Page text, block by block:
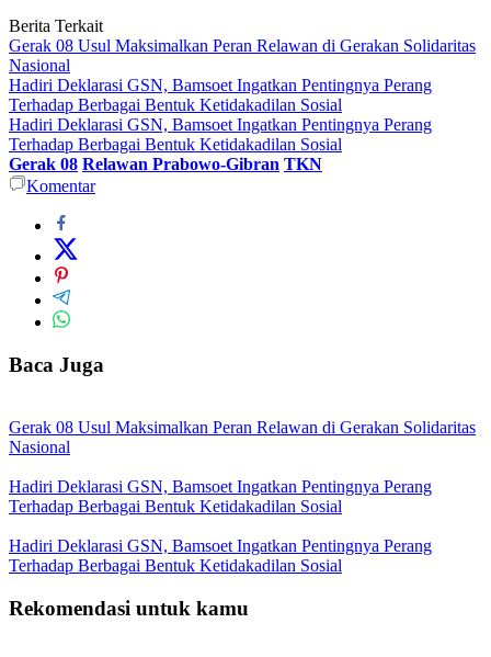
Berita Terkait
Gerak 08 Usul Maksimalkan Peran Relawan di Gerakan Solidaritas
Nasional
Hadiri Deklarasi GSN, Bamsoet Ingatkan Pentingnya Perang
Terhadap Berbagai Bentuk Ketidakadilan Sosial
Hadiri Deklarasi GSN, Bamsoet Ingatkan Pentingnya Perang
Terhadap Berbagai Bentuk Ketidakadilan Sosial
Gerak 08 Relawan Prabowo-Gibran TKN
Komentar
Baca Juga
Gerak 08 Usul Maksimalkan Peran Relawan di Gerakan Solidaritas
Nasional
Hadiri Deklarasi GSN, Bamsoet Ingatkan Pentingnya Perang
Terhadap Berbagai Bentuk Ketidakadilan Sosial
Hadiri Deklarasi GSN, Bamsoet Ingatkan Pentingnya Perang
Terhadap Berbagai Bentuk Ketidakadilan Sosial
Rekomendasi untuk kamu